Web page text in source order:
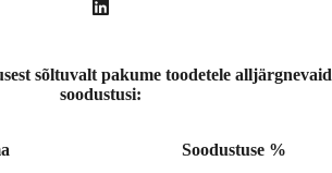
sõltuvalt pakume toodetele alljärgnevaid
soodustusi:
Soodustuse %